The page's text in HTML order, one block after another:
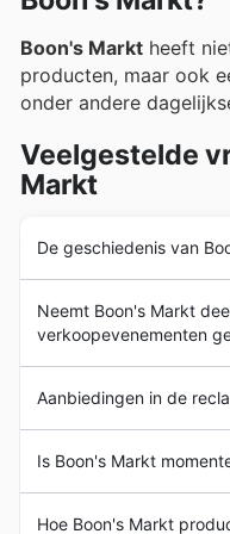
Boon's Markt heeft
producten, maar ook
onder andere
Veelgestelde
Markt
De geschiedenis van
geleden is opgericht.
Neemt Boon's Markt
verkoopevenementen
seizoensgebonden
en biedt aantrekkelijke
kortingen. Op onze
meest actuele flyers,
deal mist. Of het nu
Aanbiedingen in de
supermarktformulemet
Boon's Markthebben
versproducten, maar
Is Boon's Markt
Hoe Boon's Markt